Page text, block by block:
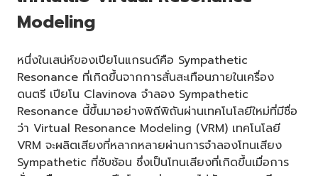
Modeling
หนึ่งในเสน่ห์ของเปียโนแกรนด์คือ Sympathetic
Resonance ที่เกิดขึ้นจากการสั่นสะเทือนภายในเครื่อง
ดนตรี เปียโน Clavinova จำลอง Sympathetic
Resonance นี้ขึ้นมาอย่างพิถีพิถันผ่านเทคโนโลยีใหม่ที่มีชื่อ
ว่า Virtual Resonance Modeling (VRM) เทคโนโลยี
VRM จะผลิตเสียงที่หลากหลายผ่านการจำลองโทนเสียง
Sympathetic ที่ซับซ้อน ซึ่งเป็นโทนเสียงที่เกิดขึ้นเมื่อการ